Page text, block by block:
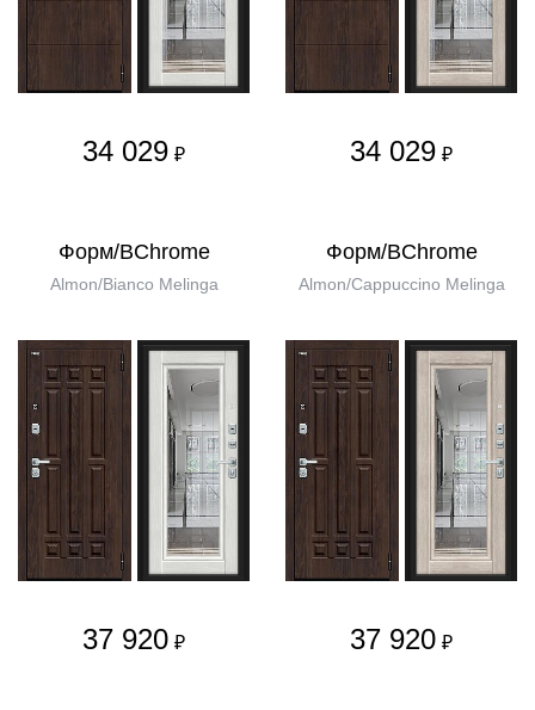
34 029 ₽ 34 029 ₽
Форм/BChrome
Almon/Bianco Melinga
37 920 ₽
Форм/BChrome
Almon/Cappuccino Melinga
37 920 ₽